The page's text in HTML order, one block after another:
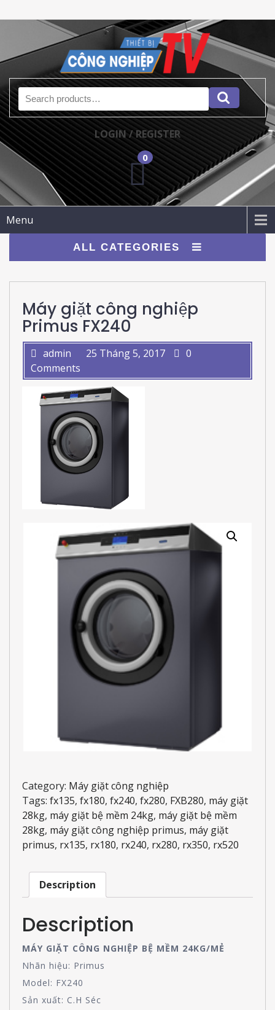
Search for:
LOGIN / REGISTER
0
Menu
ALL CATEGORIES
Máy giặt công nghiệp
Primus FX240
admin 25 Tháng 5, 2017
0
Comments
Category: Máy giặt công nghiệp
Tags: fx135, fx180, fx240, fx280, FXB280, máy giặt
28kg, máy giặt bệ mềm 24kg, máy giặt bệ mềm
28kg, máy giặt công nghiệp primus, máy giặt
primus, rx135, rx180, rx240, rx280, rx350, rx520
Description
Description
MÁY GIẶT CÔNG NGHIỆP BỆ MỀM 24KG/MẺ
Nhãn hiệu: Primus
Model: FX240
Sản xuất: C.H Séc